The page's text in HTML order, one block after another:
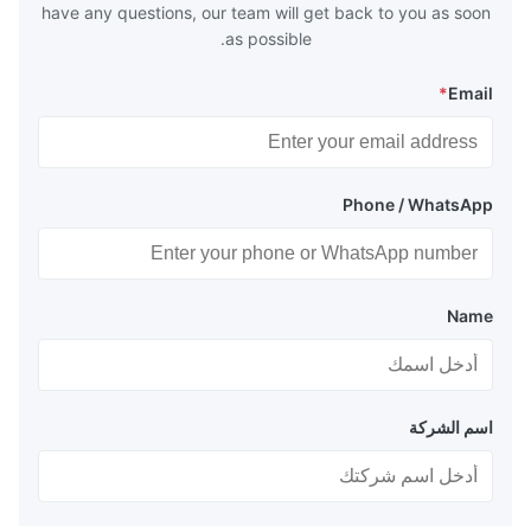
have any questions, our team will get back to you as soon
as possible.
Email
*
Phone / WhatsApp
Name
اسم الشركة